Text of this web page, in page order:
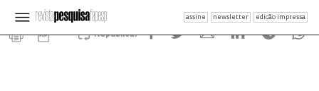
assine newsletter edição impressa
Republicar